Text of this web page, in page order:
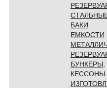
БАКИ
ЕМКОСТИ
БУНКЕРЫ,
КЕССОНЫ.